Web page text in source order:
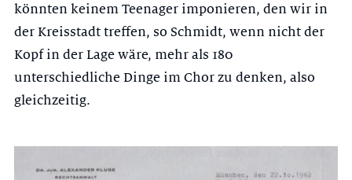
könnten keinem Teenager imponieren, den wir in
der Kreisstadt treffen, so Schmidt, wenn nicht der
Kopf in der Lage wäre, mehr als 180
unterschiedliche Dinge im Chor zu denken, also
gleich­zeitig.